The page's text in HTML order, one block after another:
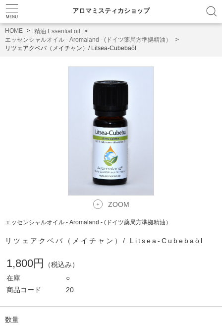
アロマミスティカショップ
HOME
精油 Essential oil
エッセンシャルオイル - Aromaland - (ドイツ薬局方準拠精油）
リツェアクベバ（メイチャン）/ Litsea-Cubebaöl
ZOOM
エッセンシャルオイル - Aromaland - (ドイツ薬局方準拠精油）
リツェアクベバ（メイチャン）/ Litsea-Cubebaöl
1,800円
（税込み）
在庫
○
商品コード
20
数量